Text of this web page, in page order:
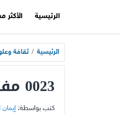
الرئيسية الأكثر
الرئيسية / ثقافة
0023 مفتاح أي دولة
كتب بواسطة: